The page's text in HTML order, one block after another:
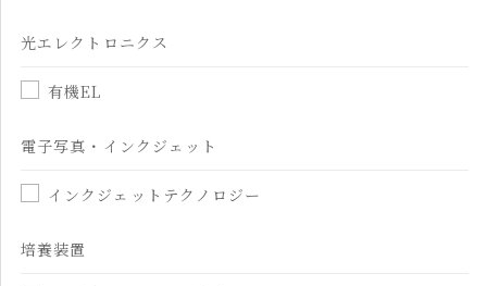
光エレクトロニクス
有機EL
電子写真・インクジェット
インクジェットテクノロジー
培養装置